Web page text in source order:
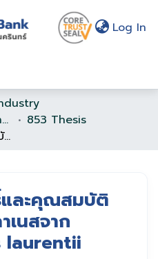
Log In
853 Industrial Biotechnology
853 Thesis
การทำให้บริสุทธิ์และคุณสมบัติของเอนไซม์ไซลาเนสจาก Cryptococcus laurentii
และคุณสมบัติ
เนสจาก
laurentii